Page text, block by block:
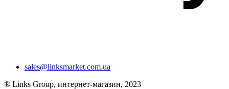
sales@linksmarket.com.ua
® Links Group, интернет-магазин, 2023